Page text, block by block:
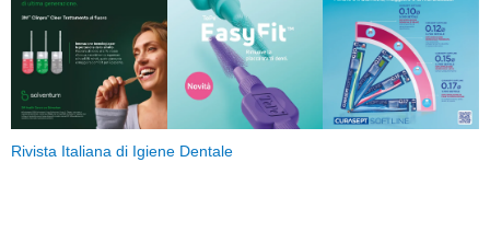
Rivista Italiana di Igiene Dentale